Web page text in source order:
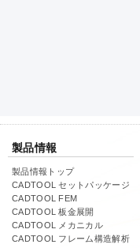
製品情報
製品情報トップ
CADTOOL セットパッケージ
CADTOOL FEM
CADTOOL 板金展開
CADTOOL メカニカル
CADTOOL フレーム構造解析